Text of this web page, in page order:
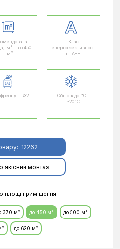
м² - до 450
м²
Клас
енергоефективност
і - A++
- R32
Обігрів до °C -
-20°C
12262
якісний монтаж
площі приміщення:
370 м² до 450 м² до 500 м²
до 620 м²